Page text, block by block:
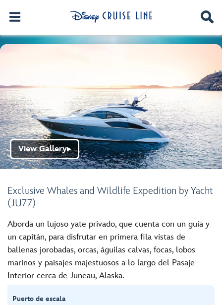
Exclusive Whales and Wildlife Expedition by Yacht
(JU77)
View Gallery▶
Aborda un lujoso yate privado, que cuenta con un guía y
un capitán, para disfrutar en primera fila vistas de
ballenas jorobadas, orcas, águilas calvas, focas, lobos
marinos y paisajes majestuosos a lo largo del Pasaje
Interior cerca de Juneau, Alaska.
Puerto de escala